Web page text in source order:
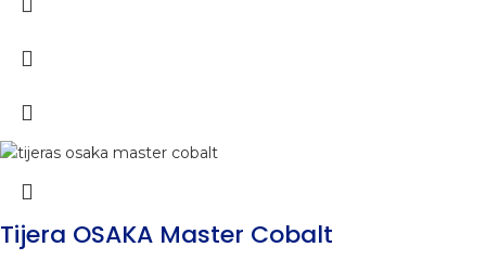
Tijera OSAKA Master Cobalt